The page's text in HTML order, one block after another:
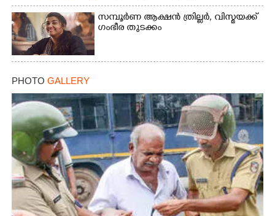
സമ്പൂർണ ആക്ഷൻ ത്രില്ലർ,​ വിസ്മയക്ക്
ഗംഭീര തുടക്കം
PHOTO GALLERY